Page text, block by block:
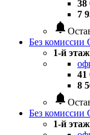
38
7
notifications
Без комиссии
1-й этаж
41
8
notifications
Без комиссии
1-й этаж